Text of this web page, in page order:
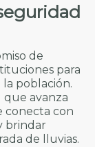
de
para
población.
que avanza
conecta con
brindar
de lluvias.